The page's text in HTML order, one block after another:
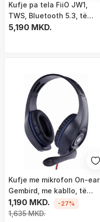
Kufje pa tela FiiO JW1,
TWS, Bluetooth 5.3, të
bardha
5,190 MKD.
Kufje me mikrofon On-ear
Gembird, me kabllo, të
zeza
1,190 MKD.
1,635 MKD.
-27%